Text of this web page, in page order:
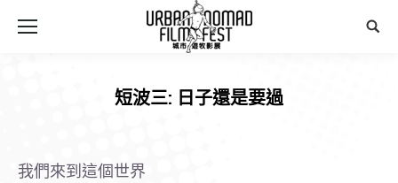
短波三: 日子還是要過
我們來到這個世界